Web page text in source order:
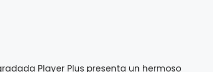
Player Plus presenta un hermoso